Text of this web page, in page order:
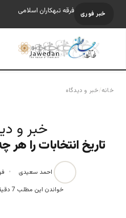
خبر فوری فرقه تبهکاران اسلامی
جستجو برای
خانه/خبر و دیدگاه
خبر و
تاریخ انتخابات را هر
احمد سعیدی
خواندن این مطلب 7 دقیقه زمان میبرد